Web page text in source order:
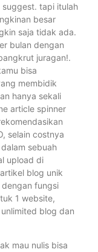
tapi itulah
besar
saja tidak ada.
bulan dengan
juragan!.
bisa
membidik
hanya sekali
article spinner
selain costnya
sebuah
upload di
blog unik
fungsi
1 website,
unlimited blog dan
mau nulis bisa